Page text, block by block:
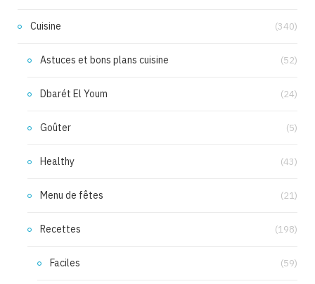
Cuisine (340)
Astuces et bons plans cuisine (52)
Dbarét El Youm (24)
Goûter (5)
Healthy (43)
Menu de fêtes (21)
Recettes (198)
Faciles (59)